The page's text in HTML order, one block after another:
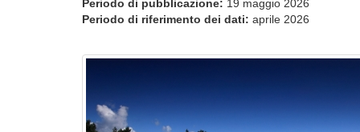
Periodo di pubblicazione: 19 maggio 2026
Periodo di riferimento dei dati: aprile 2026